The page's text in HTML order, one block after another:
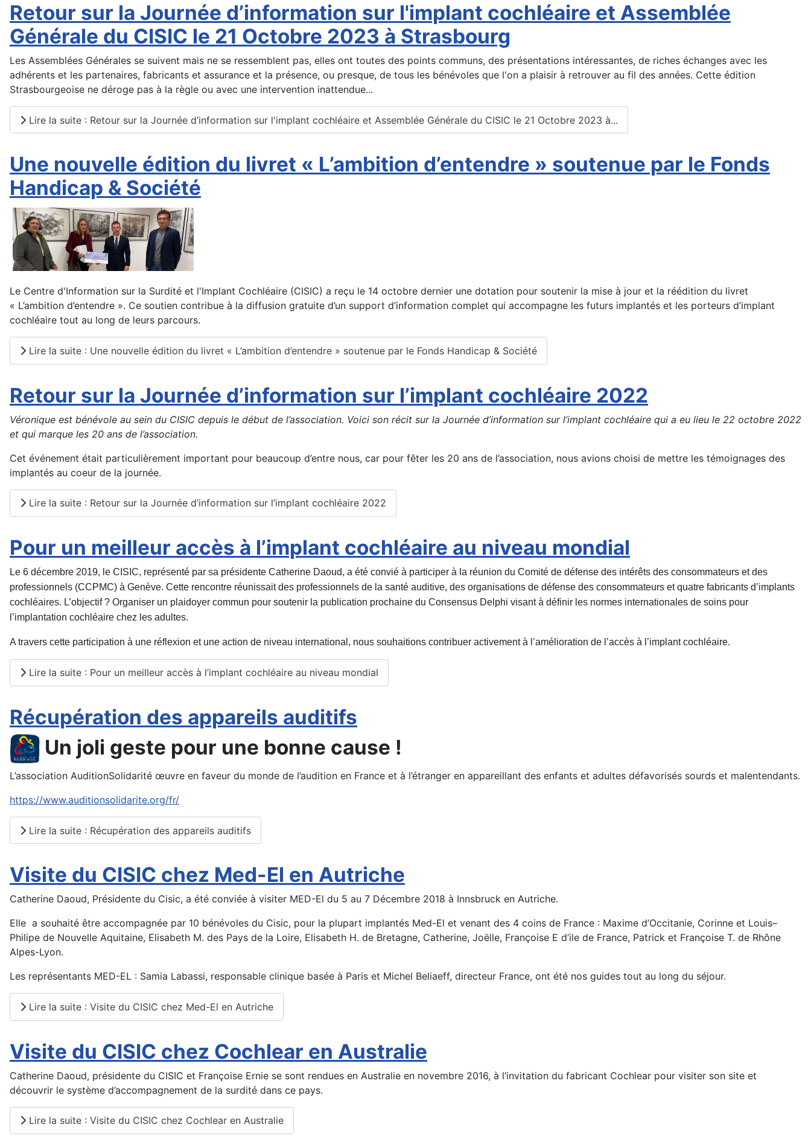
Retour sur la Journée d’information sur l'implant cochléaire et Assemblée
Générale du CISIC le 21 Octobre 2023 à Strasbourg
Les Assemblées Générales se suivent mais ne se ressemblent pas, elles ont toutes des points communs, des présentations intéressantes, de riches échanges avec les
adhérents et les partenaires, fabricants et assurance et la présence, ou presque, de tous les bénévoles que l'on a plaisir à retrouver au fil des années. Cette édition
Strasbourgeoise ne déroge pas à la règle ou avec une intervention inattendue...
Lire la suite : Retour sur la Journée d’information sur l'implant cochléaire et Assemblée Générale du CISIC le 21 Octobre 2023 à...
Une nouvelle édition du livret « L’ambition d’entendre » soutenue par le Fonds
Handicap & Société
Le Centre d'Information sur la Surdité et l'Implant Cochléaire (CISIC) a reçu le 14 octobre dernier une dotation pour soutenir la mise à jour et la réédition du livret
« L’ambition d’entendre ». Ce soutien contribue à la diffusion gratuite d’un support d’information complet qui accompagne les futurs implantés et les porteurs d’implant
cochléaire tout au long de leurs parcours.
Lire la suite : Une nouvelle édition du livret « L’ambition d’entendre » soutenue par le Fonds Handicap & Société
Retour sur la Journée d’information sur l’implant cochléaire 2022
Véronique est bénévole au sein du CISIC depuis le début de l’association. Voici son récit sur la Journée d’information sur l’implant cochléaire qui a eu lieu le 22 octobre 2022
et qui marque les 20 ans de l’association.
Cet événement était particulièrement important pour beaucoup d’entre nous, car pour fêter les 20 ans de l’association, nous avions choisi de mettre les témoignages des
implantés au coeur de la journée.
Lire la suite : Retour sur la Journée d’information sur l’implant cochléaire 2022
Pour un meilleur accès à l’implant cochléaire au niveau mondial
Le 6 décembre 2019, le CISIC, représenté par sa présidente Catherine Daoud, a été convié à participer à la réunion du Comité de défense des intérêts des consommateurs et des
professionnels (CCPMC) à Genève. Cette rencontre réunissait des professionnels de la santé auditive, des organisations de défense des consommateurs et quatre fabricants d’implants
cochléaires. L’objectif ? Organiser un plaidoyer commun pour soutenir la publication prochaine du Consensus Delphi visant à définir les normes internationales de soins pour
l’implantation cochléaire chez les adultes.
A travers cette participation à une réflexion et une action de niveau international, nous souhaitions contribuer activement à l’amélioration de l’accès à l’implant cochléaire.
Lire la suite : Pour un meilleur accès à l’implant cochléaire au niveau mondial
Récupération des appareils auditifs
Un joli geste pour une bonne cause !
L’association AuditionSolidarité œuvre en faveur du monde de l’audition en France et à l’étranger en appareillant des enfants et adultes défavorisés sourds et malentendants.
https://www.auditionsolidarite.org/fr/
Lire la suite : Récupération des appareils auditifs
Visite du CISIC chez Med-El en Autriche
Catherine Daoud, Présidente du Cisic, a été conviée à visiter MED-El du 5 au 7 Décembre 2018 à Innsbruck en Autriche.
Elle a souhaité être accompagnée par 10 bénévoles du Cisic, pour la plupart implantés Med-El et venant des 4 coins de France : Maxime d’Occitanie, Corinne et Louis–
Philipe de Nouvelle Aquitaine, Elisabeth M. des Pays de la Loire, Elisabeth H. de Bretagne, Catherine, Joëlle, Françoise E d’ile de France, Patrick et Françoise T. de Rhône
Alpes-Lyon.
Les représentants MED-EL : Samia Labassi, responsable clinique basée à Paris et Michel Beliaeff, directeur France, ont été nos guides tout au long du séjour.
Lire la suite : Visite du CISIC chez Med-El en Autriche
Visite du CISIC chez Cochlear en Australie
Catherine Daoud, présidente du CISIC et Françoise Ernie se sont rendues en Australie en novembre 2016, à l’invitation du fabricant Cochlear pour visiter son site et
découvrir le système d’accompagnement de la surdité dans ce pays.
Lire la suite : Visite du CISIC chez Cochlear en Australie